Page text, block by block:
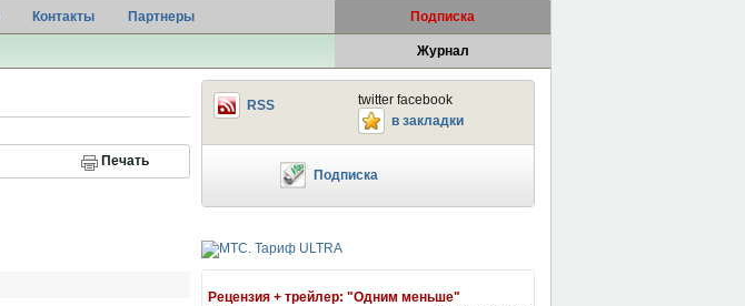
Контакты Партнеры Подписка
Журнал
Печать
twitter facebook
RSS
в закладки
Подписка
Рецензия + трейлер: "Одним меньше"